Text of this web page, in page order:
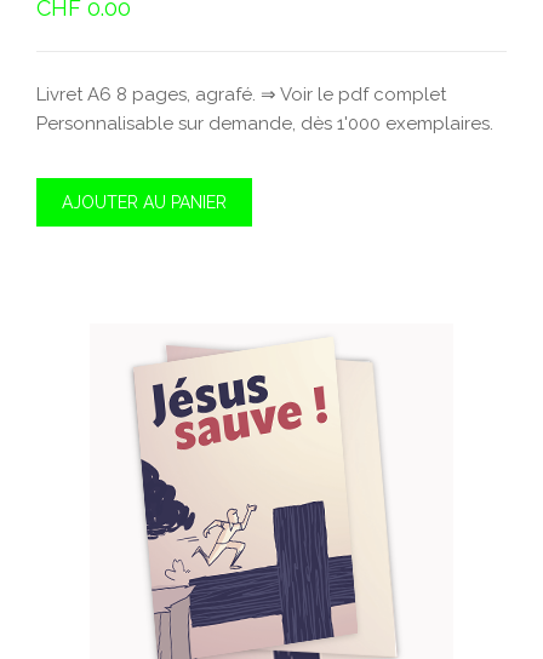
CHF 0.00
Livret A6 8 pages, agrafé. ⇒ Voir le pdf complet
Personnalisable sur demande, dès 1'000 exemplaires.
AJOUTER AU PANIER